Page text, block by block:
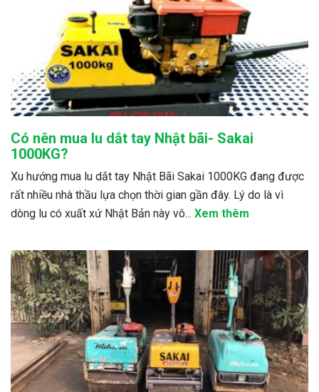
Có nên mua lu dắt tay Nhật bãi- Sakai
1000KG?
Xu hướng mua lu dắt tay Nhật Bãi Sakai 1000KG đang được
rất nhiều nhà thầu lựa chọn thời gian gần đây. Lý do là vì
dòng lu có xuất xứ Nhật Bản này vô... Xem thêm